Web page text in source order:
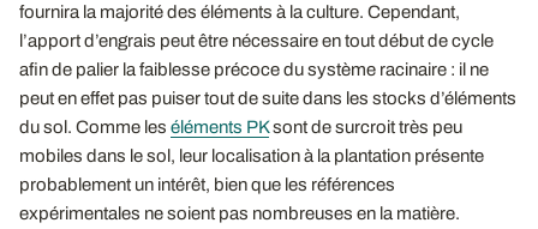
fournira la majorité des éléments à la culture. Cependant,
l’apport d’engrais peut être nécessaire en tout début de cycle
afin de palier la faiblesse précoce du système racinaire : il ne
peut en effet pas puiser tout de suite dans les stocks d’éléments
du sol. Comme les éléments PKsont de surcroit très peu
mobiles dans le sol, leur localisation à la plantation présente
probablement un intérêt, bien que les références
expérimentales ne soient pas nombreuses en la matière.